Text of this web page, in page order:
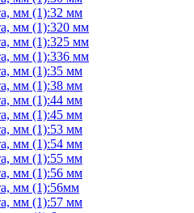
мм (1):32 мм
мм (1):320 мм
мм (1):325 мм
мм (1):336 мм
мм (1):35 мм
мм (1):38 мм
мм (1):44 мм
мм (1):45 мм
мм (1):53 мм
мм (1):54 мм
мм (1):55 мм
мм (1):56 мм
мм (1):56мм
мм (1):57 мм